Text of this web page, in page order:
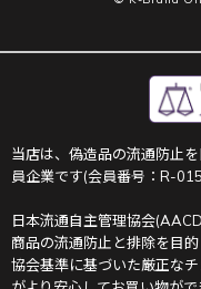
当店は、偽造品の流通防止
員企業です(会員番号：R-
日本流通自主管理協会
商品の流通防止と排除を目
協会基準に基づいた厳正な